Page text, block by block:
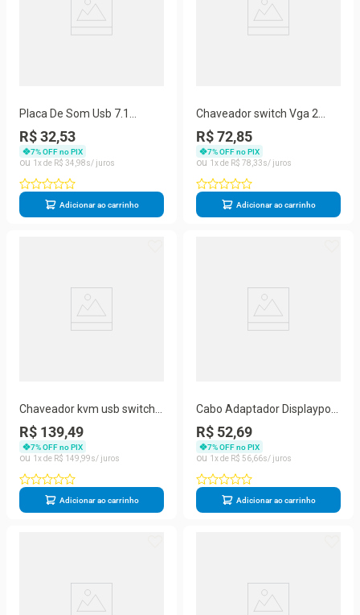
Placa De Som Usb 7.1
Canais Adaptador Externo
Usb Sound Drive
R$ 32,53
7% OFF no PIX
1
R$ 34 98
Adicionar ao carrinho
Chaveador switch Vga 2
R$ 72,85
7% OFF no PIX
1
R$ 78 33
Adicionar ao carrinho
Chaveador kvm usb switch 2
portas vga kvm usb
R$ 139,49
7% OFF no PIX
1
R$ 149 99
Adicionar ao carrinho
Cabo Adaptador Displayport
Para Vga
R$ 52,69
7% OFF no PIX
1
R$ 56 66
Adicionar ao carrinho